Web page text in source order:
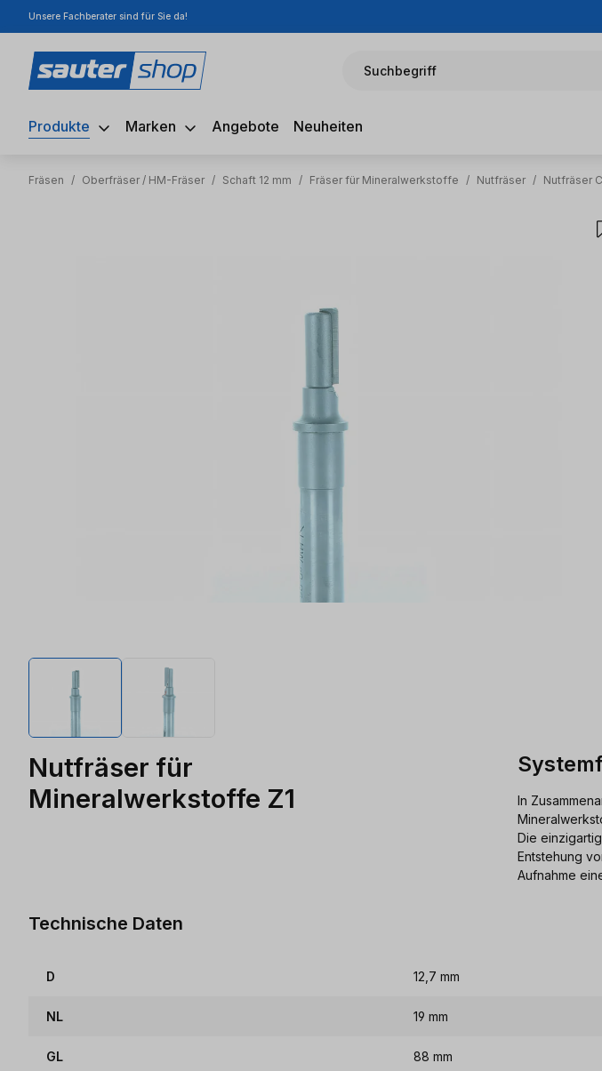
Hauptinhalt springen
Zur Suche springen
Zur Hauptnavigation springen
Unsere Fachberater sind für Sie da!
Suchbegriff
Produkte Marken Angebote Neuheiten
Fräsen / Oberfräser / HM-Fräser / Schaft 12 mm / Fräser für Mineralwerkstoffe / Nutfräser / Nutfräser
Nutfräser für
Mineralwerkstoffe Z1
In
Die
Entstehung
Aufnahme
Technische Daten
D 12,7 mm
NL 19 mm
GL 88 mm